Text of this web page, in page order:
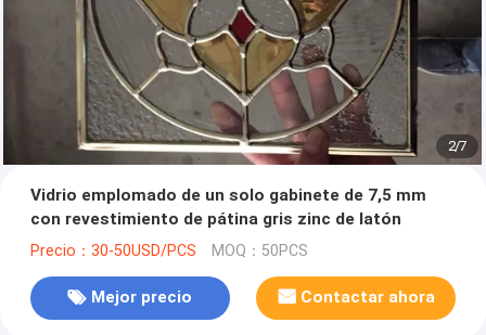
2/7
Vidrio emplomado de un solo gabinete de 7,5 mm
con revestimiento de pátina gris zinc de latón
Precio：30-50USD/PCS MOQ：50PCS
Mejor precio Contactar ahora